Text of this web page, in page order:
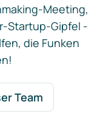
Meeting,
Startup-Gipfel -
die Funken
Team